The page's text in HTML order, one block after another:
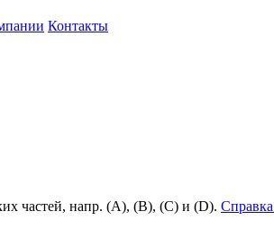
Контакты
частей, напр. (А), (B), (С) и (D).